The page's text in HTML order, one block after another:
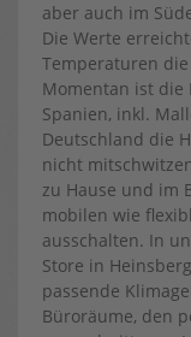
aber auch im
Die Werte
Temperaturen
Momentan ist die
Spanien, inkl.
Deutschland die
nicht
zu Hause und im
mobilen wie
ausschalten. In
Store in
passende
Büroräume, den